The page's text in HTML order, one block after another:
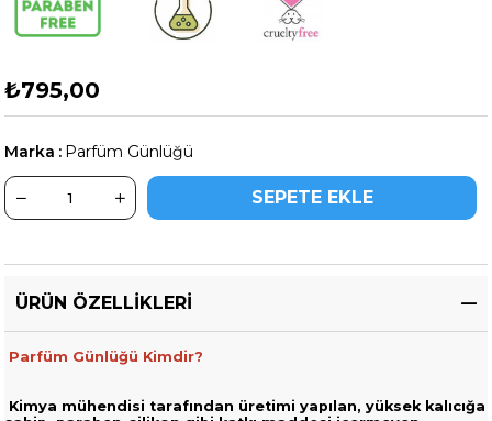
₺795,00
Marka : Parfüm Günlüğü
ÜRÜN ÖZELLIKLERI
Parfüm Günlüğü Kimdir?
Kimya mühendisi tarafından üretimi yapılan, yüksek kalıcığa